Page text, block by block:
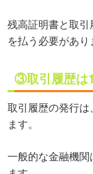
残高証明書と取
を払う必要があり
③取引履歴は
取引履歴の発行
ます。
一般的な金融機